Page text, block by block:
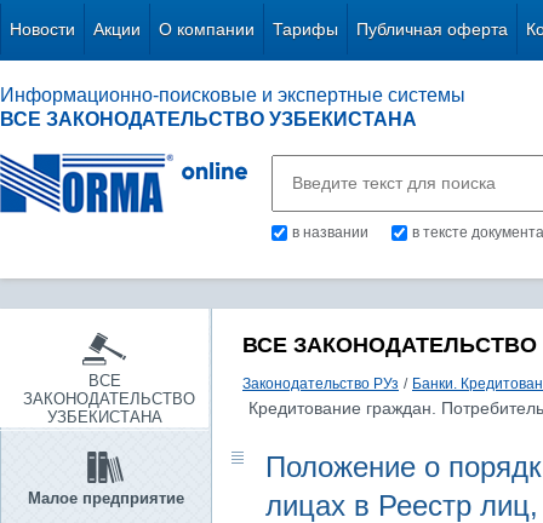
Новости Акции О компании Тарифы Публичная оферта
Информационно-поисковые и экспертные системы
ВСЕ ЗАКОНОДАТЕЛЬСТВО УЗБЕКИСТАНА
в названии в тексте документа
ВСЕ
ЗАКОНОДАТЕЛЬСТВО
УЗБЕКИСТАНА
Малое предприятие
ВСЕ ЗАКОНОДАТЕЛЬСТВО
Законодательство РУз / Банки.
Кредитование граждан.
Положение о
лицах в Реестр